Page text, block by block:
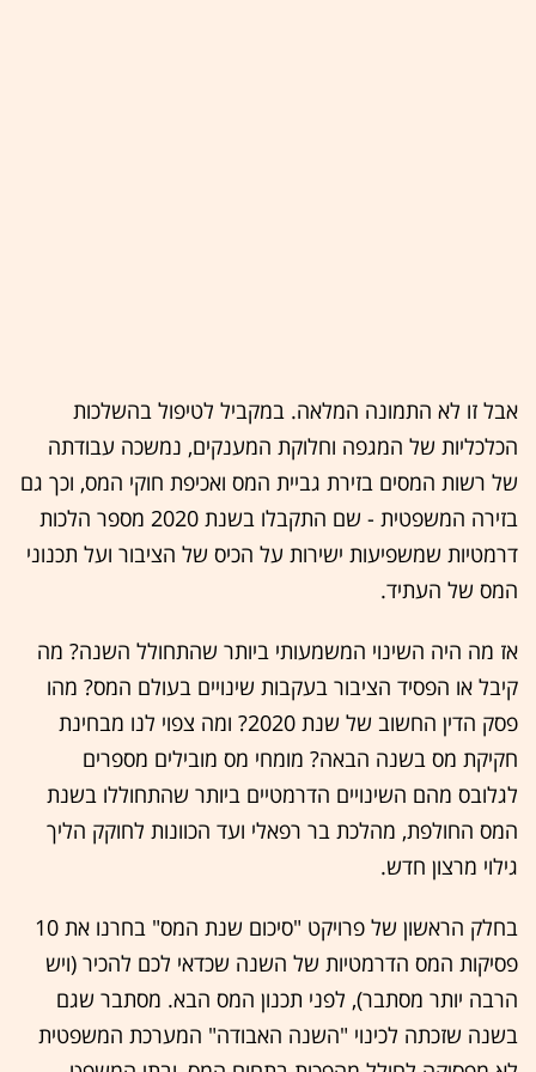
אבל זו לא התמונה המלאה. במקביל לטיפול בהשלכות
הכלכליות של המגפה וחלוקת המענקים, נמשכה עבודתה
של רשות המסים בזירת גביית המס ואכיפת חוקי המס, וכך גם
בזירה המשפטית - שם התקבלו בשנת 2020 מספר הלכות
דרמטיות שמשפיעות ישירות על הכיס של הציבור ועל תכנוני
המס של העתיד.
אז מה היה השינוי המשמעותי ביותר שהתחולל השנה? מה
קיבל או הפסיד הציבור בעקבות שינויים בעולם המס? מהו
פסק הדין החשוב של שנת 2020? ומה צפוי לנו מבחינת
חקיקת מס בשנה הבאה? מומחי מס מובילים מספרים
לגלובס מהם השינויים הדרמטיים ביותר שהתחוללו בשנת
המס החולפת, מהלכת בר רפאלי ועד הכוונות לחוקק הליך
גילוי מרצון חדש.
בחלק הראשון של פרויקט "סיכום שנת המס" בחרנו את 10
פסיקות המס הדרמטיות של השנה שכדאי לכם להכיר (ויש
הרבה יותר מסתבר), לפני תכנון המס הבא. מסתבר שגם
בשנה שזכתה לכינוי "השנה האבודה" המערכת המשפטית